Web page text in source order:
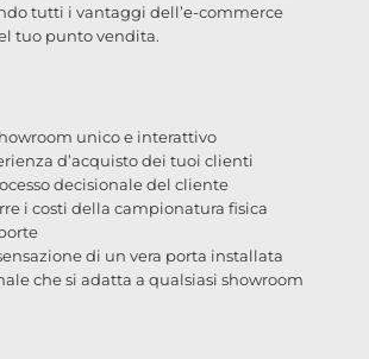
tutti i vantaggi dell’e-commerce
tuo punto vendita.
unico e interattivo
d’acquisto dei tuoi clienti
decisionale del cliente
i costi della campionatura fisica
di un vera porta installata
che si adatta a qualsiasi showroom